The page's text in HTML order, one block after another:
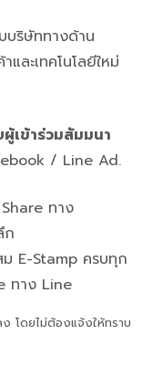
ริษัททางด้าน
ละเทคโนโลยีใหม่
เข้าร่วมสัมมนา
/ Line Ad.
ทาง
ก
E-Stamp ครบทุก
ทาง Line
โดยไม่ต้องแจ้งให้ทราบ